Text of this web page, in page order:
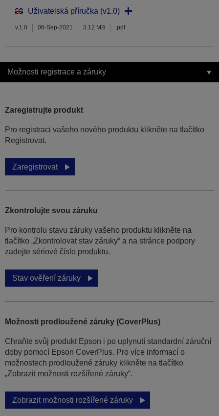
Uživatelská příručka (v1.0)
v.1.0 06-Sep-2021 3.12 MB .pdf
Možnosti registrace a záruky
Zaregistrujte produkt
Pro registraci vašeho nového produktu klikněte na tlačítko
Registrovat.
Zaregistrovat
Zkontrolujte svou záruku
Pro kontrolu stavu záruky vašeho produktu klikněte na
tlačítko „Zkontrolovat stav záruky“ a na stránce podpory
zadejte sériové číslo produktu.
Stav ověření záruky
Možnosti prodloužené záruky (CoverPlus)
Chraňte svůj produkt Epson i po uplynutí standardní záruční
doby pomocí Epson CoverPlus. Pro více informací o
možnostech prodloužené záruky klikněte na tlačítko
„Zobrazit možnosti rozšířené záruky“.
Zobrazit možnosti rozšířené záruky